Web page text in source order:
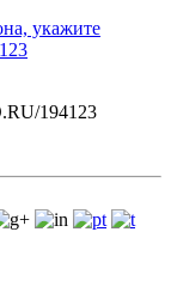
укажите
194123